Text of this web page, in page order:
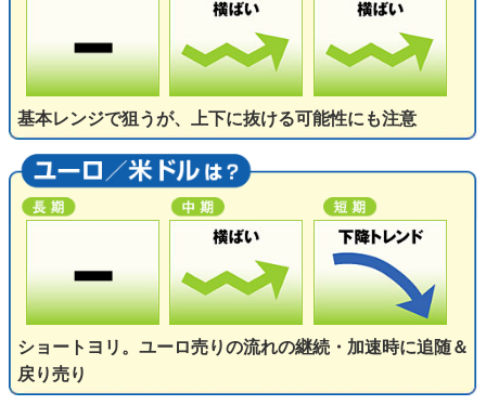
基本レンジで狙うが、上下に抜ける可能性にも注意
ショートヨリ。ユーロ売りの流れの継続・加速時に追随＆
戻り売り